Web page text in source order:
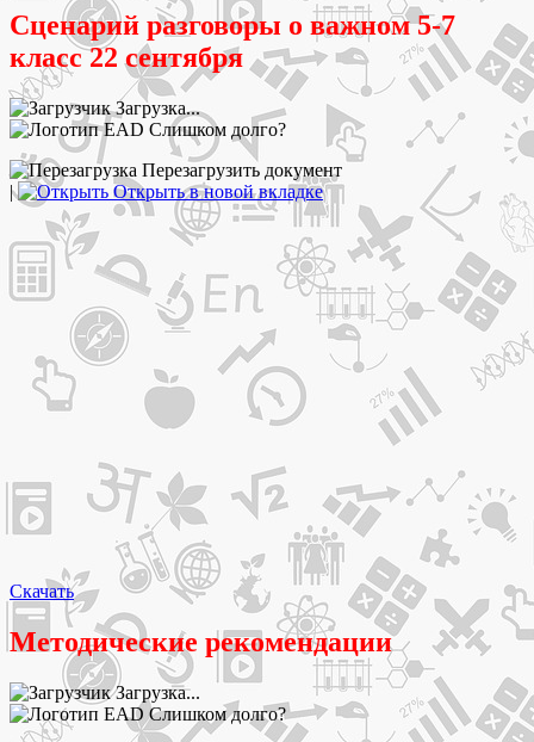
Сценарий разговоры о важном 5-7
класс 22 сентября
Загрузка...
Слишком долго?
Перезагрузить документ
|
Открыть в новой вкладке
Скачать
Методические рекомендации
Загрузка...
Слишком долго?